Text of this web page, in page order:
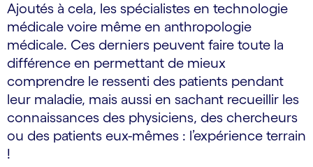
Ajoutés à cela, les spécialistes en technologie
médicale voire même en anthropologie
médicale. Ces derniers peuvent faire toute la
différence en permettant de mieux
comprendre le ressenti des patients pendant
leur maladie, mais aussi en sachant recueillir les
connaissances des physiciens, des chercheurs
ou des patients eux-mêmes : l’expérience terrain
!